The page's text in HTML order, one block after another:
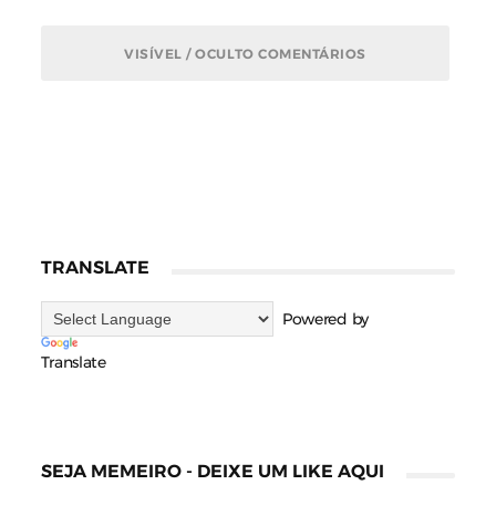
VISÍVEL / OCULTO COMENTÁRIOS
TRANSLATE
Powered by
Translate
SEJA MEMEIRO - DEIXE UM LIKE AQUI